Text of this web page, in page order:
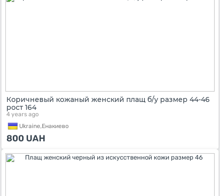
Коричневый кожаный женский плащ б/у размер 44-46
рост 164
4 years ago
Ukraine,Енакиево
800 UAH